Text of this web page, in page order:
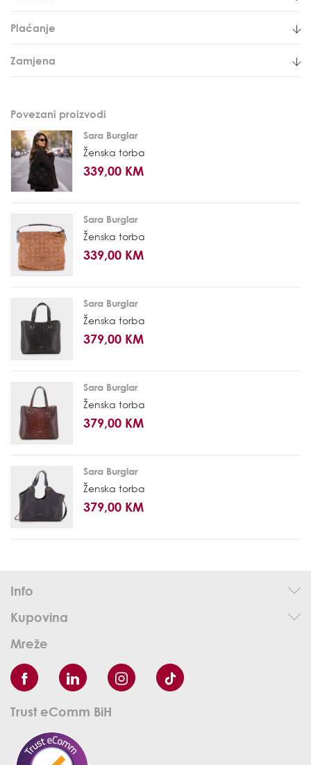
Plaćanje
Zamjena
Povezani proizvodi
Sara Burglar
Ženska torba
339,00 KM
Sara Burglar
Ženska torba
339,00 KM
Sara Burglar
Ženska torba
379,00 KM
Sara Burglar
Ženska torba
379,00 KM
Sara Burglar
Ženska torba
379,00 KM
Info
Kupovina
Mreže
Trust eComm BiH